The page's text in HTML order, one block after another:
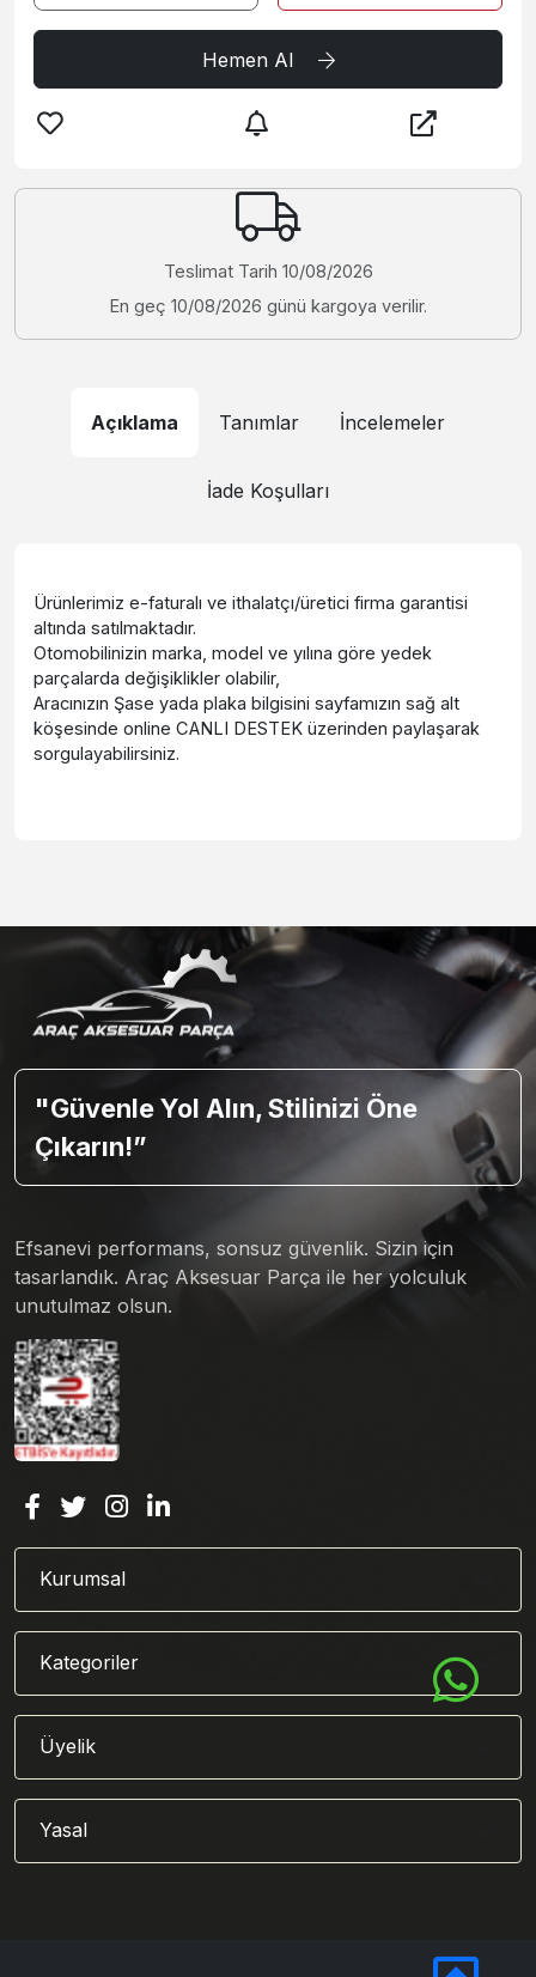
Hemen Al
Teslimat Tarih 10/08/2026
En geç 10/08/2026 günü kargoya verilir.
Açıklama Tanımlar İncelemeler
İade Koşulları
Ürünlerimiz e-faturalı ve ithalatçı/üretici firma garantisi
altında satılmaktadır.
Otomobilinizin marka, model ve yılına göre yedek
parçalarda değişiklikler olabilir,
Aracınızın Şase yada plaka bilgisini sayfamızın sağ alt
köşesinde online CANLI DESTEK üzerinden paylaşarak
sorgulayabilirsiniz.
"Güvenle Yol Alın, Stilinizi Öne
Çıkarın!”
Efsanevi performans, sonsuz güvenlik. Sizin için
tasarlandık. Araç Aksesuar Parça ile her yolculuk
unutulmaz olsun.
Kurumsal
Kategoriler
Üyelik
Yasal